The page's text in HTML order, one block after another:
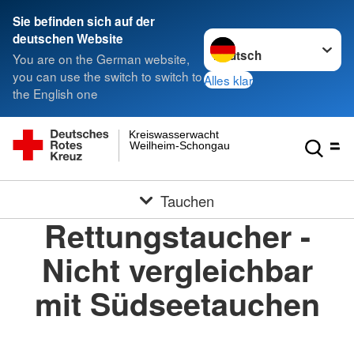
Sie befinden sich auf der
deutschen Website
You are on the German website,
you can use the switch to switch to
the English one
Sprache wechseln zu
Alles klar
Weilheim-Schongau
Kreiswasserwacht
Tauchen
Rettungstaucher -
Nicht vergleichbar
mit Südseetauchen